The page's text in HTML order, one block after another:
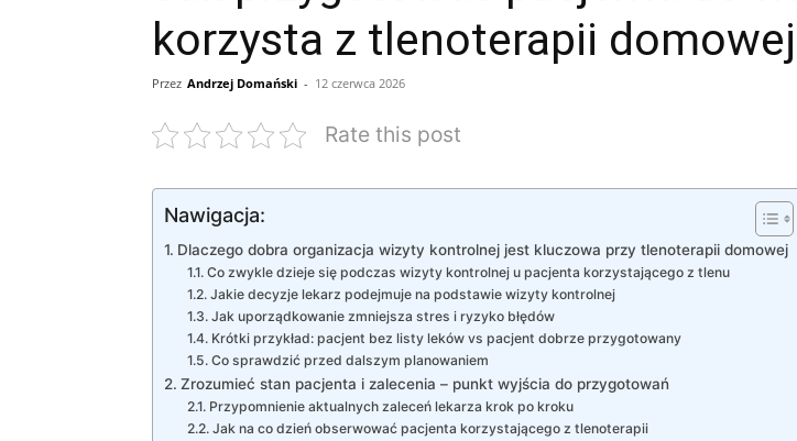
korzysta z tlenoterapii domowej
Przez Andrzej Domański - 12 czerwca 2026
Rate this post
Nawigacja:
Dlaczego dobra organizacja wizyty kontrolnej jest kluczowa przy tlenoterapii domowej
Co zwykle dzieje się podczas wizyty kontrolnej u pacjenta korzystającego z tlenu
Jakie decyzje lekarz podejmuje na podstawie wizyty kontrolnej
Jak uporządkowanie zmniejsza stres i ryzyko błędów
Krótki przykład: pacjent bez listy leków vs pacjent dobrze przygotowany
Co sprawdzić przed dalszym planowaniem
Zrozumieć stan pacjenta i zalecenia – punkt wyjścia do przygotowań
Przypomnienie aktualnych zaleceń lekarza krok po kroku
Jak na co dzień obserwować pacjenta korzystającego z tlenoterapii